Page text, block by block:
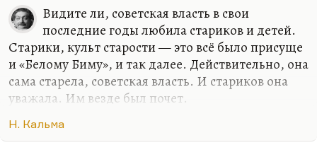
Видите ли, советская власть в свои
последние годы любила стариков и детей.
Старики, культ старости — это всё было присуще
и «Белому Биму», и так далее. Действительно, она
сама старела, советская власть. И стариков она
уважала. Им везде был почет.
Конечно, было и то, о чем писал Борис Васильев в
«Вы чье, старичье?»
Н. Кальма